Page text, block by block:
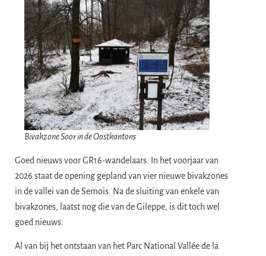
Bivakzone Soor in de Oostkantons
Goed nieuws voor GR16-wandelaars. In het voorjaar van
2026 staat de opening gepland van vier nieuwe bivakzones
in de vallei van de Semois. Na de sluiting van enkele van
bivakzones, laatst nog die van de Gileppe, is dit toch wel
goed nieuws.
Al van bij het ontstaan van het Parc National Vallée de la